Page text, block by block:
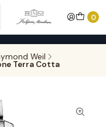
0
a 100,00€ - Todas as
de stock.
Weil
Terra Cotta